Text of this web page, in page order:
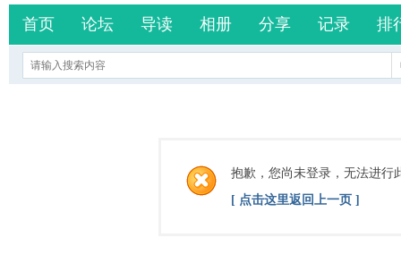
首页 论坛 导读 相册 分享 记录 排
抱歉，您尚未登录，无法进行
[ 点击这里返回上一页 ]